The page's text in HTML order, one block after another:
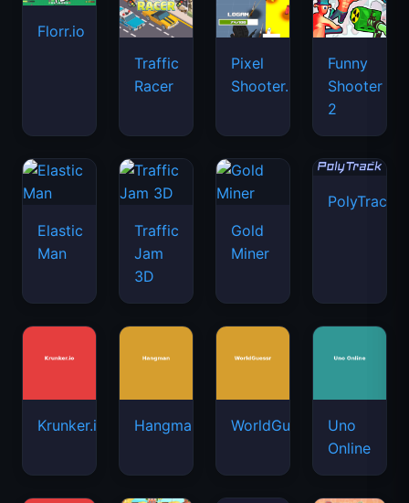
Florr.io
Traffic
Racer
Pixel
Shooter.IO
Funny
Shooter
2
Elastic
Man
Traffic
Jam
3D
Gold
Miner
PolyTrack
Krunker.io Hangman WorldGuessr
Uno
Online